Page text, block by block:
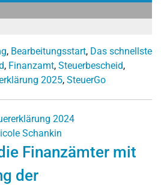
, Bearbeitungsstart, Das schnellste
, Finanzamt, Steuerbescheid,
2025, SteuerGo
2024
Schankin
Finanzämter mit
der